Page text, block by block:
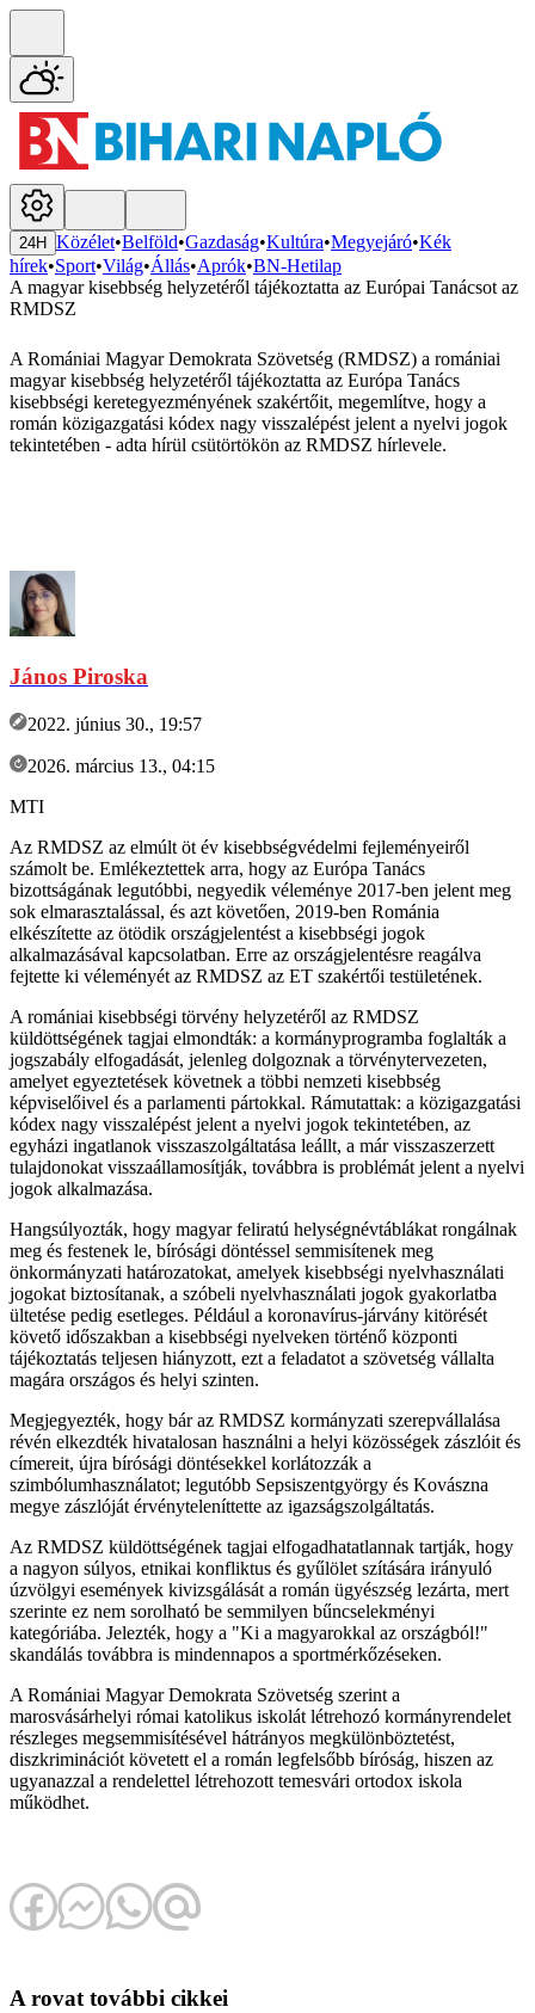
24H Közélet•Belföld•Gazdaság•Kultúra•Megyejáró•Kék
hírek•Sport•Világ•Állás•Aprók•BN-Hetilap
A magyar kisebbség helyzetéről tájékoztatta az Európai Tanácsot az
RMDSZ
A Romániai Magyar Demokrata Szövetség (RMDSZ) a romániai
magyar kisebbség helyzetéről tájékoztatta az Európa Tanács
kisebbségi keretegyezményének szakértőit, megemlítve, hogy a
román közigazgatási kódex nagy visszalépést jelent a nyelvi jogok
tekintetében - adta hírül csütörtökön az RMDSZ hírlevele.
János Piroska
2022. június 30., 19:57
2026. március 13., 04:15
MTI
Az RMDSZ az elmúlt öt év kisebbségvédelmi fejleményeiről
számolt be. Emlékeztettek arra, hogy az Európa Tanács
bizottságának legutóbbi, negyedik véleménye 2017-ben jelent meg
sok elmarasztalással, és azt követően, 2019-ben Románia
elkészítette az ötödik országjelentést a kisebbségi jogok
alkalmazásával kapcsolatban. Erre az országjelentésre reagálva
fejtette ki véleményét az RMDSZ az ET szakértői testületének.
A romániai kisebbségi törvény helyzetéről az RMDSZ
küldöttségének tagjai elmondták: a kormányprogramba foglalták a
jogszabály elfogadását, jelenleg dolgoznak a törvénytervezeten,
amelyet egyeztetések követnek a többi nemzeti kisebbség
képviselőivel és a parlamenti pártokkal. Rámutattak: a közigazgatási
kódex nagy visszalépést jelent a nyelvi jogok tekintetében, az
egyházi ingatlanok visszaszolgáltatása leállt, a már visszaszerzett
tulajdonokat visszaállamosítják, továbbra is problémát jelent a nyelvi
jogok alkalmazása.
Hangsúlyozták, hogy magyar feliratú helységnévtáblákat rongálnak
meg és festenek le, bírósági döntéssel semmisítenek meg
önkormányzati határozatokat, amelyek kisebbségi nyelvhasználati
jogokat biztosítanak, a szóbeli nyelvhasználati jogok gyakorlatba
ültetése pedig esetleges. Például a koronavírus-járvány kitörését
követő időszakban a kisebbségi nyelveken történő központi
tájékoztatás teljesen hiányzott, ezt a feladatot a szövetség vállalta
magára országos és helyi szinten.
Megjegyezték, hogy bár az RMDSZ kormányzati szerepvállalása
révén elkezdték hivatalosan használni a helyi közösségek zászlóit és
címereit, újra bírósági döntésekkel korlátozzák a
szimbólumhasználatot; legutóbb Sepsiszentgyörgy és Kovászna
megye zászlóját érvényteleníttette az igazságszolgáltatás.
Az RMDSZ küldöttségének tagjai elfogadhatatlannak tartják, hogy
a nagyon súlyos, etnikai konfliktus és gyűlölet szítására irányuló
úzvölgyi események kivizsgálását a román ügyészség lezárta, mert
szerinte ez nem sorolható be semmilyen bűncselekményi
kategóriába. Jelezték, hogy a "Ki a magyarokkal az országból!"
skandálás továbbra is mindennapos a sportmérkőzéseken.
A Romániai Magyar Demokrata Szövetség szerint a
marosvásárhelyi római katolikus iskolát létrehozó kormányrendelet
részleges megsemmisítésével hátrányos megkülönböztetést,
diszkriminációt követett el a román legfelsőbb bíróság, hiszen az
ugyanazzal a rendelettel létrehozott temesvári ortodox iskola
működhet.
A rovat további cikkei